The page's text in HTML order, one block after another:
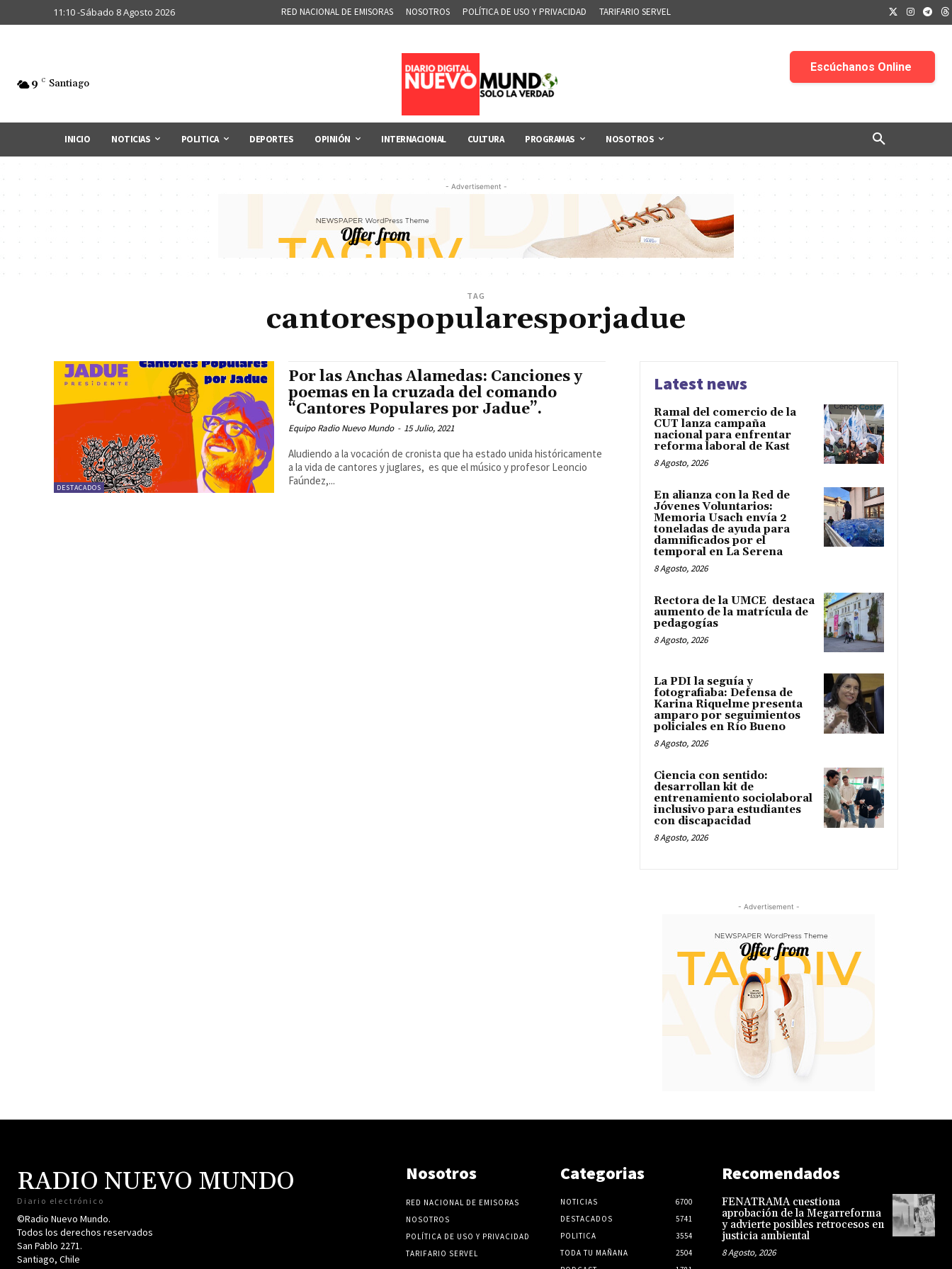
11:10 -Sábado 8 Agosto 2026 RED NACIONAL DE EMISORAS NOSOTROS POLÍTICA DE USO Y PRIVACIDAD TARIFARIO SERVEL
9 C Santiago
INICIO NOTICIAS POLITICA DEPORTES OPINIÓN INTERNACIONAL CULTURA PROGRAMAS NOSOTROS
- Advertisement -
TAG
cantorespopularesporjadue
DESTACADOS
Por las Anchas Alamedas: Canciones y
poemas en la cruzada del comando
“Cantores Populares por Jadue”.
Equipo Radio Nuevo Mundo - 15 Julio, 2021
Aludiendo a la vocación de cronista que ha estado unida históricamente
a la vida de cantores y juglares, es que el músico y profesor Leoncio
Faúndez,...
Latest news
Ramal del comercio de la
CUT lanza campaña
nacional para enfrentar
reforma laboral de Kast
8 Agosto, 2026
En alianza con la Red de
Jóvenes Voluntarios:
Memoria Usach envía 2
toneladas de ayuda para
damnificados por el
temporal en La Serena
8 Agosto, 2026
Rectora de la UMCE destaca
aumento de la matrícula de
pedagogías
8 Agosto, 2026
La PDI la seguía y
fotografiaba: Defensa de
Karina Riquelme presenta
amparo por seguimientos
policiales en Río Bueno
8 Agosto, 2026
Ciencia con sentido:
desarrollan kit de
entrenamiento sociolaboral
inclusivo para estudiantes
con discapacidad
8 Agosto, 2026
- Advertisement -
RADIO NUEVO MUNDO
Diario electrónico
©Radio Nuevo Mundo.
Todos los derechos reservados
San Pablo 2271.
Santiago, Chile
Nosotros
RED NACIONAL DE EMISORAS
NOSOTROS
POLÍTICA DE USO Y PRIVACIDAD
TARIFARIO SERVEL
Categorias
NOTICIAS
6700
DESTACADOS
5741
POLITICA
3554
TODA TU MAÑANA
2504
Recomendados
FENATRAMA cuestiona
aprobación de la Megarreforma
y advierte posibles retrocesos en
justicia ambiental
8 Agosto, 2026